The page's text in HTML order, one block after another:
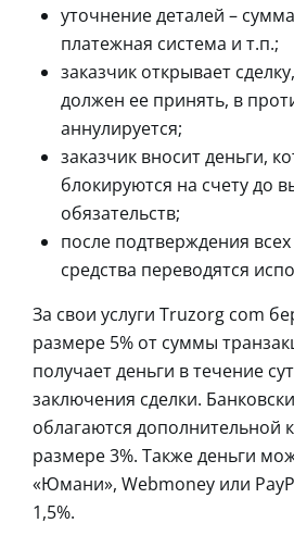
уточнение деталей –
платежная система и т.п.;
заказчик открывает
должен ее принять, в
аннулируется;
заказчик вносит деньги,
блокируются на счету до
обязательств;
после подтверждения
средства переводятся
За свои услуги Truzorg com
размере 5% от суммы
получает деньги в течение
заключения сделки.
облагаются дополнительной
размере 3%. Также деньги
«Юмани», Webmoney или
1,5%.